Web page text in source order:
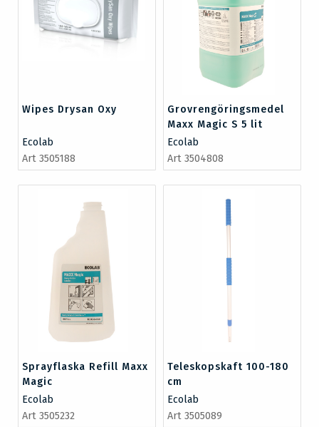
Wipes Drysan Oxy
Ecolab
Art 3505188
Grovrengöringsmedel
Maxx Magic S 5 lit
Ecolab
Art 3504808
Sprayflaska Refill Maxx
Magic
Ecolab
Art 3505232
Teleskopskaft 100-180
cm
Ecolab
Art 3505089